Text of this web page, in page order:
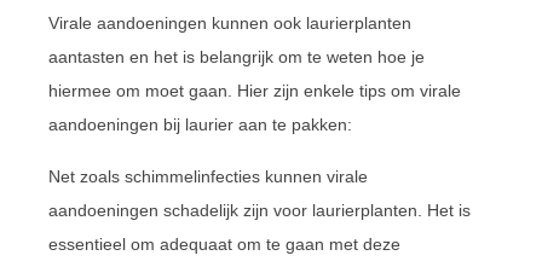
Virale aandoeningen kunnen ook laurierplanten
aantasten en het is belangrijk om te weten hoe je
hiermee om moet gaan. Hier zijn enkele tips om virale
aandoeningen bij laurier aan te pakken:
Net zoals schimmelinfecties kunnen virale
aandoeningen schadelijk zijn voor laurierplanten. Het is
essentieel om adequaat om te gaan met deze